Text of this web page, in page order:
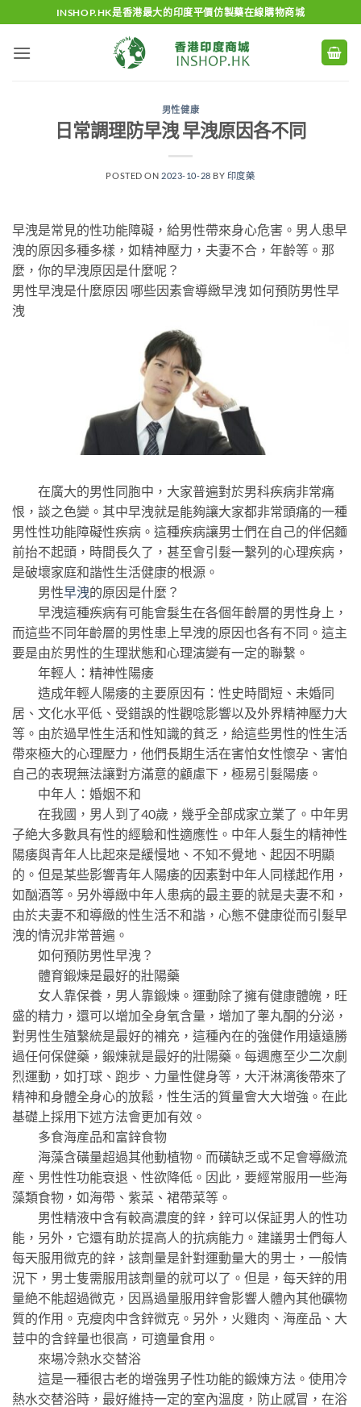
to
content
INSHOP.HK是香港最大的印度平價仿製藥在線購物商城
男性健康
日常調理防早洩 早洩原因各不同
POSTED ON 2023-10-28 BY 印度藥
早洩是常見的性功能障礙，給男性帶來身心危害。男人患早
洩的原因多種多樣，如精神壓力，夫妻不合，年齡等。那
麼，你的早洩原因是什麼呢？
男性早洩是什麼原因 哪些因素會導緻早洩 如何預防男性早
洩
在廣大的男性同胞中，大家普遍對於男科疾病非常痛
恨，談之色變。其中早洩就是能夠讓大家都非常頭痛的一種
男性性功能障礙性疾病。這種疾病讓男士們在自己的伴侶麵
前抬不起頭，時間長久了，甚至會引髮一繫列的心理疾病，
是破壞家庭和諧性生活健康的根源。
男性早洩的原因是什麼？
早洩這種疾病有可能會髮生在各個年齡層的男性身上，
而這些不同年齡層的男性患上早洩的原因也各有不同。這主
要是由於男性的生理狀態和心理演變有一定的聯繫。
年輕人：精神性陽痿
造成年輕人陽痿的主要原因有：性史時間短、未婚同
居、文化水平低、受錯誤的性觀唸影響以及外界精神壓力大
等。由於過早性生活和性知識的貧乏，給這些男性的性生活
帶來極大的心理壓力，他們長期生活在害怕女性懷孕、害怕
自己的表現無法讓對方滿意的顧慮下，極易引髮陽痿。
中年人：婚姻不和
在我國，男人到了40歲，幾乎全部成家立業了。中年男
子絶大多數具有性的經驗和性適應性。中年人髮生的精神性
陽痿與青年人比起來是緩慢地、不知不覺地、起因不明顯
的。但是某些影響青年人陽痿的因素對中年人同樣起作用，
如酗酒等。另外導緻中年人患病的最主要的就是夫妻不和，
由於夫妻不和導緻的性生活不和諧，心態不健康從而引髮早
洩的情況非常普遍。
如何預防男性早洩？
體育鍛煉是最好的壯陽藥
女人靠保養，男人靠鍛煉。運動除了擁有健康體魄，旺
盛的精力，還可以增加全身氧含量，增加了睾丸酮的分泌，
對男性生殖繫統是最好的補充，這種內在的強健作用遠遠勝
過任何保健藥，鍛煉就是最好的壯陽藥。每週應至少二次劇
烈運動，如打球、跑步、力量性健身等，大汗淋漓後帶來了
精神和身體全身心的放鬆，性生活的質量會大大增強。在此
基礎上採用下述方法會更加有效。
多食海産品和富鋅食物
海藻含磺量超過其他動植物。而磺缺乏或不足會導緻流
産、男性性功能衰退、性欲降低。因此，要經常服用一些海
藻類食物，如海帶、紫菜、裙帶菜等。
男性精液中含有較高濃度的鋅，鋅可以保証男人的性功
能，另外，它還有助於提高人的抗病能力。建議男士們每人
每天服用微克的鋅，該劑量是針對運動量大的男士，一般情
況下，男士隻需服用該劑量的就可以了。但是，每天鋅的用
量絶不能超過微克，因爲過量服用鋅會影響人體內其他礦物
質的作用。克瘦肉中含鋅微克。另外，火雞肉、海産品、大
荳中的含鋅量也很高，可適量食用。
來場冷熱水交替浴
這是一種很古老的增強男子性功能的鍛煉方法。使用冷
熱水交替浴時，最好維持一定的室內溫度，防止感冒，在浴